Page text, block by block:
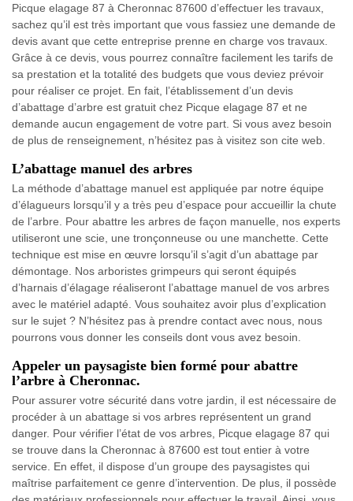
Picque elagage 87 à Cheronnac 87600 d’effectuer les travaux,
sachez qu’il est très important que vous fassiez une demande de
devis avant que cette entreprise prenne en charge vos travaux.
Grâce à ce devis, vous pourrez connaître facilement les tarifs de
sa prestation et la totalité des budgets que vous deviez prévoir
pour réaliser ce projet. En fait, l’établissement d’un devis
d’abattage d’arbre est gratuit chez Picque elagage 87 et ne
demande aucun engagement de votre part. Si vous avez besoin
de plus de renseignement, n’hésitez pas à visitez son cite web.
L’abattage manuel des arbres
La méthode d’abattage manuel est appliquée par notre équipe
d’élagueurs lorsqu’il y a très peu d’espace pour accueillir la chute
de l’arbre. Pour abattre les arbres de façon manuelle, nos experts
utiliseront une scie, une tronçonneuse ou une manchette. Cette
technique est mise en œuvre lorsqu’il s’agit d’un abattage par
démontage. Nos arboristes grimpeurs qui seront équipés
d’harnais d’élagage réaliseront l’abattage manuel de vos arbres
avec le matériel adapté. Vous souhaitez avoir plus d’explication
sur le sujet ? N’hésitez pas à prendre contact avec nous, nous
pourrons vous donner les conseils dont vous avez besoin.
Appeler un paysagiste bien formé pour abattre
l’arbre à Cheronnac.
Pour assurer votre sécurité dans votre jardin, il est nécessaire de
procéder à un abattage si vos arbres représentent un grand
danger. Pour vérifier l’état de vos arbres, Picque elagage 87 qui
se trouve dans la Cheronnac à 87600 est tout entier à votre
service. En effet, il dispose d’un groupe des paysagistes qui
maîtrise parfaitement ce genre d’intervention. De plus, il possède